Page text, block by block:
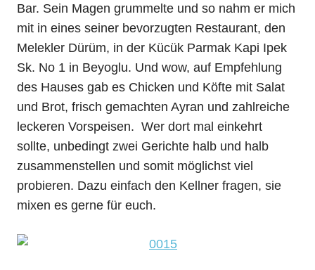
Bar. Sein Magen grummelte und so nahm er mich
mit in eines seiner bevorzugten Restaurant, den
Melekler Dürüm, in der Kücük Parmak Kapi Ipek
Sk. No 1 in Beyoglu. Und wow, auf Empfehlung
des Hauses gab es Chicken und Köfte mit Salat
und Brot, frisch gemachten Ayran und zahlreiche
leckeren Vorspeisen. Wer dort mal einkehrt
sollte, unbedingt zwei Gerichte halb und halb
zusammenstellen und somit möglichst viel
probieren. Dazu einfach den Kellner fragen, sie
mixen es gerne für euch.